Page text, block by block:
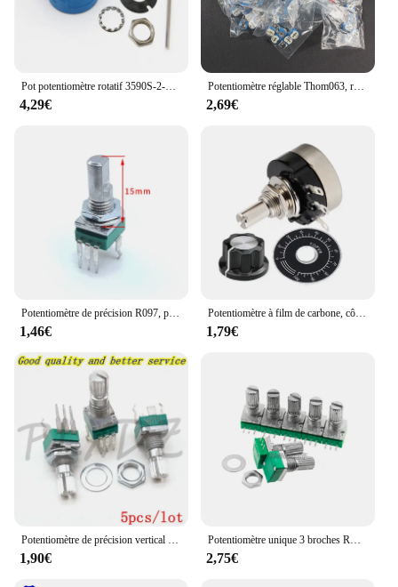
Pot potentiomètre rotatif 3590S-2-102L 1K Ohm, 10 tours avec cadran comptage tours
4,29€
Potentiomètre réglable Thom063, résistances variables 100R ~ 1M, 1K 5K 10K 20K 50K 100K 500K 1M, 65 pièces
2,69€
1,46€
Potentiomètre à film de carbone, cône à distance unique avec bouton A03 avec cadran, RV24YN20S, 1 jeu, 3 pièces, 1K, 2K, 5K, 10K, 20K, 50K, 100K, 1M, Ohm
1,79€
1,90€ 2,75€